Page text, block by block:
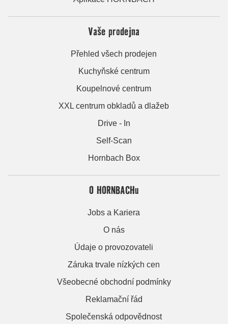
Vaše prodejna
Přehled všech prodejen
Kuchyňské centrum
Koupelnové centrum
XXL centrum obkladů a dlažeb
Drive - In
Self-Scan
Hornbach Box
O HORNBACHu
Jobs a Kariera
O nás
Údaje o provozovateli
Záruka trvale nízkých cen
Všeobecné obchodní podmínky
Reklamační řád
Společenská odpovědnost